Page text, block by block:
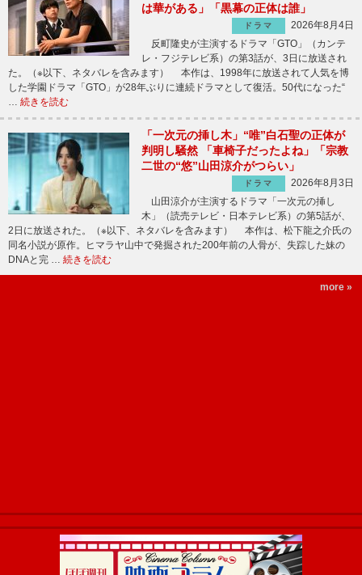
は華がある」「黒幕の正体は誰」
ドラマ
2026年8月4日
反町隆史が主演するドラマ「GTO」（カンテ
レ・フジテレビ系）の第3話が、3日に放送され
た。（※以下、ネタバレを含みます） 本作は、1998年に放送されて人気を博
した学園ドラマ「GTO」が28年ぶりに連続ドラマとして復活。50代になった“
続きを読む
「一次元の挿し木」“唯”白石聖の正体が
判明し騒然 「車椅子だったよね」「宗教
二世の“悠”山田涼介がつらい」
ドラマ
2026年8月3日
山田涼介が主演するドラマ「一次元の挿し
木」（読売テレビ・日本テレビ系）の第5話が、
2日に放送された。（※以下、ネタバレを含みます） 本作は、松下龍之介氏の
同名小説が原作。ヒマラヤ山中で発掘された200年前の人骨が、失踪した妹の
DNAと完 … 続きを読む
more »